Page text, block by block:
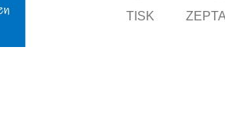
TISK